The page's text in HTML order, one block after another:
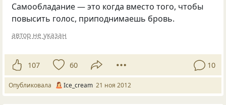
Самообладание — это когда вместо того, чтобы
повысить голос, приподнимаешь бровь.
автор не указан
107 60 10
Опубликовала Ice_cream 21 ноя 2012